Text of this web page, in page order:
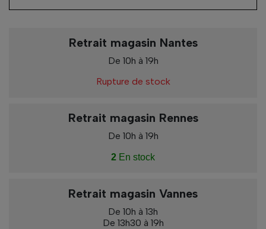
Retrait magasin Nantes
De 10h à 19h
Rupture de stock
Retrait magasin Rennes
De 10h à 19h
2 En stock
Retrait magasin Vannes
De 10h à 13h
De 13h30 à 19h